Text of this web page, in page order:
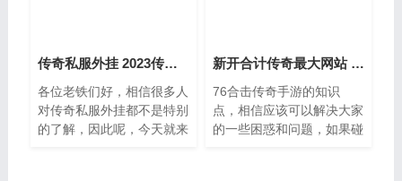
传奇私服外挂 2023传奇辅助收费挂
各位老铁们好，相信很多人
对传奇私服外挂都不是特别
的了解，因此呢，今天就来
新开合计传奇最大网站 1.76合击传奇手游
76合击传奇手游的知识
点，相信应该可以解决大家
的一些困惑和问题，如果碰